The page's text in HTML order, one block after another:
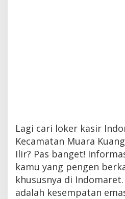
Lagi cari loker kasir
Kecamatan Muara
Ilir? Pas banget!
kamu yang pengen
khususnya di
adalah kesempatan